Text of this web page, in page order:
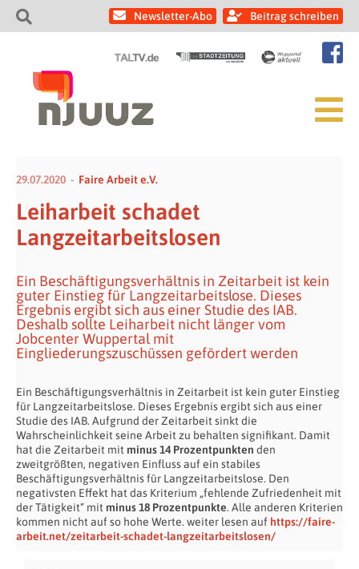
Newsletter-Abo Beitrag schreiben
29.07.2020 Faire Arbeit e.V.
Leiharbeit schadet
Langzeitarbeitslosen
Ein Beschäftigungsverhältnis in Zeitarbeit ist kein
guter Einstieg für Langzeitarbeitslose. Dieses
Ergebnis ergibt sich aus einer Studie des IAB.
Deshalb sollte Leiharbeit nicht länger vom
Jobcenter Wuppertal mit
Eingliederungszuschüssen gefördert werden
Ein Beschäftigungsverhältnis in Zeitarbeit ist kein guter Einstieg
für Langzeitarbeitslose. Dieses Ergebnis ergibt sich aus einer
Studie des IAB. Aufgrund der Zeitarbeit sinkt die
Wahrscheinlichkeit seine Arbeit zu behalten signifikant. Damit
hat die Zeitarbeit mit minus14 Prozentpunkten den
zweitgrößten, negativen Einfluss auf ein stabiles
Beschäftigungsverhältnis für Langzeitarbeitslose. Den
negativsten Effekt hat das Kriterium „fehlende Zufriedenheit mit
der Tätigkeit“ mit minus18 Prozentpunkte. Alle anderen Kriterien
kommen nicht auf so hohe Werte. weiter lesen auf https://faire-
arbeit.net/zeitarbeit-schadet-langzeitarbeitslosen/